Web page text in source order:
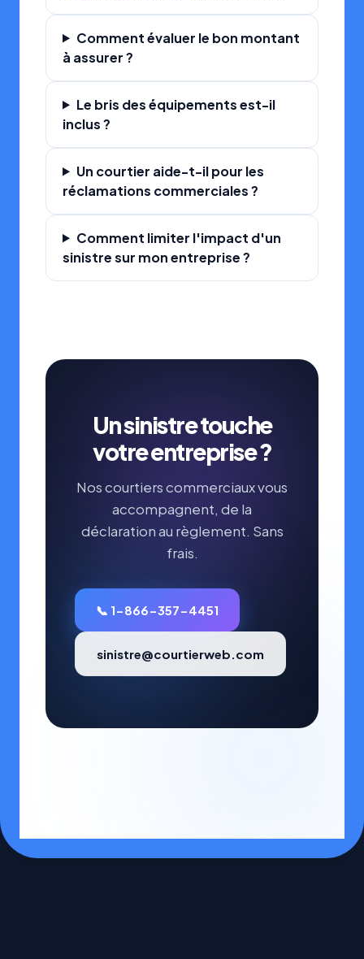
Comment évaluer le bon montant
à assurer ?
Le bris des équipements est-il
inclus ?
Un courtier aide-t-il pour les
réclamations commerciales ?
Comment limiter l'impact d'un
sinistre sur mon entreprise ?
Un sinistre touche
votre entreprise ?
Nos courtiers commerciaux vous
accompagnent, de la
déclaration au règlement. Sans
frais.
📞 1-866-357-4451
sinistre@courtierweb.com